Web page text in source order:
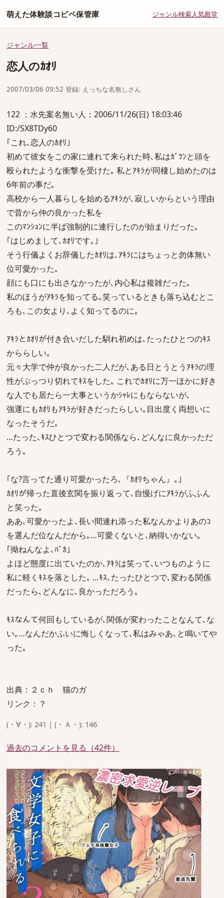
萌えた体験談コピペ保管庫 ジャンル検索人気殿堂
ジャンル一覧
恋人のｶｵﾘ
2007/03/06 09:52 登録: えっちな名無しさん
122 ：水先案名無い人：2006/11/26(日) 18:03:46
ID:/SX8TDy60
｢これ､恋人のｶｵﾘ｣
初めて彼女をこの家に連れて来られた時､私はｶﾞﾂﾝと頭を
殴られたような衝撃を受けた｡ 私とｱｷﾗが同棲し始めたのは
6年前の事だ｡
高校から一人暮らしを始めるｱｷﾗが､寂しいからという理由
で昔から仲の良かった私を
このﾏﾝｼｮﾝに半ば強制的に連行したのが始まりだった｡
｢はじめまして､ｶｵﾘです｡｣
そう行儀よくお辞儀したｶｵﾘは､ｱｷﾗにはちょっと勿体無い
位可愛かった｡
顔にも口にも出さなかったが､内心私は複雑だった｡
私のほうがｱｷﾗを知ってる｡笑っているときも落ち込むとこ
ろも､この女より､よく知ってるのに｡
ｱｷﾗとｶｵﾘが付き合いだした馴れ初めは､たったひとつのｷｽ
かららしい｡
元々大学で仲が良かった二人だが､ある日とうとうｱｷﾗの理
性がぷっつり切れてｷｽをした｡ これでｶｵﾘに万一ほかに好き
な人でも居たら一大事というかｼｬﾚにもならないが､
強運にもｶｵﾘもｱｷﾗが好きだったらしい｡目出度く両想いに
なったそうだ｡
…たった､ｷｽひとつで変わる関係なら､どんなに良かっただ
ろう｡
｢な?言ってた通り可愛かったろ､『ｶｵﾘちゃん』｡｣
ｶｵﾘが帰った直後玄関を振り返って､自慢げにｱｷﾗがふふん
と笑った｡
ああ､可愛かったよ､長い間連れ添った私なんかよりあのｺ
を選んだ位なんだから｡…可愛くないと､納得いかない｡
｢拗ねんなよ､ﾊﾞｶ｣
よほど態度に出ていたのか､ｱｷﾗは笑って､いつものように
私に軽くｷｽを落とした｡ …ｷｽ､たったひとつで､変わる関係
だったら､どんなに､良かっただろう｡
ｷｽなんて何回もしているが､関係が変わったことなんて､な
い｡…なんだかふいに悔しくなって､私はみゃあ､と鳴いてや
った｡
出典：２ｃｈ 猫のガ
リンク：？
(・∀・): 241 | (・Ａ・): 146
過去のコメントを見る（42件）